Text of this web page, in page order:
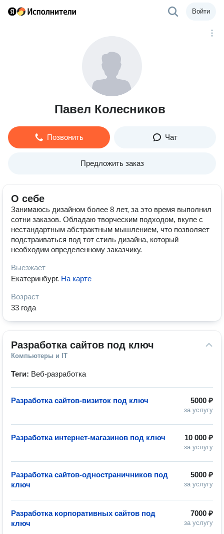
Войти
Павел Колесников
Позвонить Чат
Предложить заказ
О себе
Занимаюсь дизайном более 8 лет, за это время выполнил
сотни заказов. Обладаю творческим подходом, вкупе с
нестандартным абстрактным мышлением, что позволяет
подстраиваться под тот стиль дизайна, который
необходим определенному заказчику.
Выезжает
Екатеринбург. На карте
Возраст
33 года
Разработка сайтов под ключ
Компьютеры и IT
Теги: Веб-разработка
5000 ₽
за услугу
Разработка сайтов-визиток под ключ
10 000 ₽
за услугу
Разработка интернет-магазинов под ключ
5000 ₽
за услугу
Разработка сайтов-одностраничников под
ключ
7000 ₽
за услугу
Разработка корпоративных сайтов под
ключ